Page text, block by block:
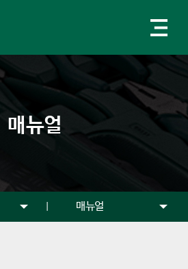
매뉴얼
매뉴얼